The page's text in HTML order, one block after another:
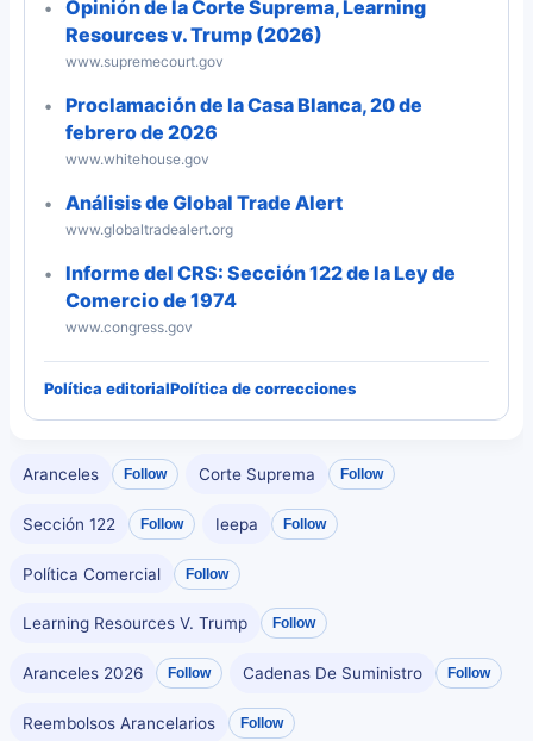
Opinión de la Corte Suprema, Learning
Resources v. Trump (2026)
www.supremecourt.gov
Proclamación de la Casa Blanca, 20 de
febrero de 2026
www.whitehouse.gov
Análisis de Global Trade Alert
www.globaltradealert.org
Informe del CRS: Sección 122 de la Ley de
Comercio de 1974
www.congress.gov
Política editorialPolítica de correcciones
Aranceles Follow Corte Suprema Follow
Sección 122 Follow Ieepa Follow
Política Comercial Follow
Learning Resources V. Trump Follow
Aranceles 2026 Follow Cadenas De Suministro Follow
Reembolsos Arancelarios Follow